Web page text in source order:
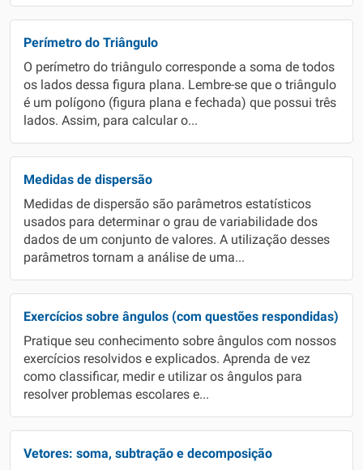
Perímetro do Triângulo
O perímetro do triângulo corresponde a soma de todos
os lados dessa figura plana. Lembre-se que o triângulo
é um polígono (figura plana e fechada) que possui três
lados. Assim, para calcular o...
Medidas de dispersão
Medidas de dispersão são parâmetros estatísticos
usados para determinar o grau de variabilidade dos
dados de um conjunto de valores. A utilização desses
parâmetros tornam a análise de uma...
Exercícios sobre ângulos (com questões respondidas)
Pratique seu conhecimento sobre ângulos com nossos
exercícios resolvidos e explicados. Aprenda de vez
como classificar, medir e utilizar os ângulos para
resolver problemas escolares e...
Vetores: soma, subtração e decomposição